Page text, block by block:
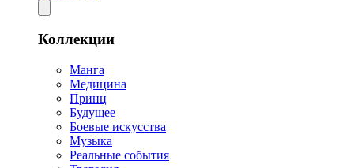
Коллекции
Манга
Медицина
Принц
Будущее
Боевые искусства
Музыка
Реальные события